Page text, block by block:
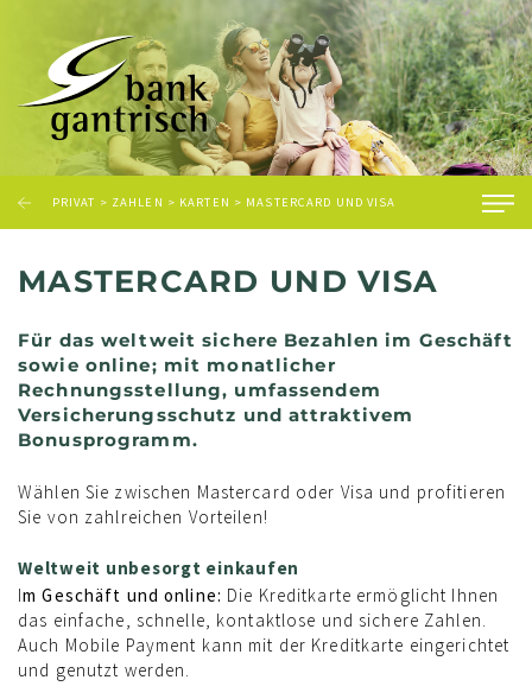
PRIVAT > ZAHLEN > KARTEN > MASTERCARD UND VISA
MASTERCARD UND VISA
Für das weltweit sichere Bezahlen im Geschäft
sowie online; mit monatlicher
Rechnungsstellung, umfassendem
Versicherungsschutz und attraktivem
Bonusprogramm.
Wählen Sie zwischen Mastercard oder Visa und profitieren
Sie von zahlreichen Vorteilen!
Weltweit unbesorgt einkaufen
Im Geschäft und online: Die Kreditkarte ermöglicht Ihnen
das einfache, schnelle, kontaktlose und sichere Zahlen.
Auch Mobile Payment kann mit der Kreditkarte eingerichtet
und genutzt werden.